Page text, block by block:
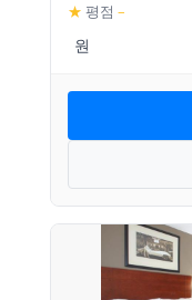
★ 평점 –